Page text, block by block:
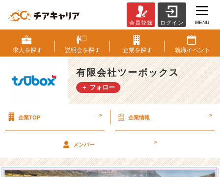
入
社
員
歓
迎
会
開
ま
し
会員登録 ログイン MENU
求人を探す 説明会を探す 企業を探す 就職イベント
有限会社ツーボックス
＋ フォロー
企業TOP > 企業情報 >
メンバー >